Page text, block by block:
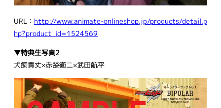
URL： http://www.animate-onlineshop.jp/products/detail.p
hp?product_id=1524569
▼特典生写真2
犬飼貴丈×赤楚衛二×武田航平